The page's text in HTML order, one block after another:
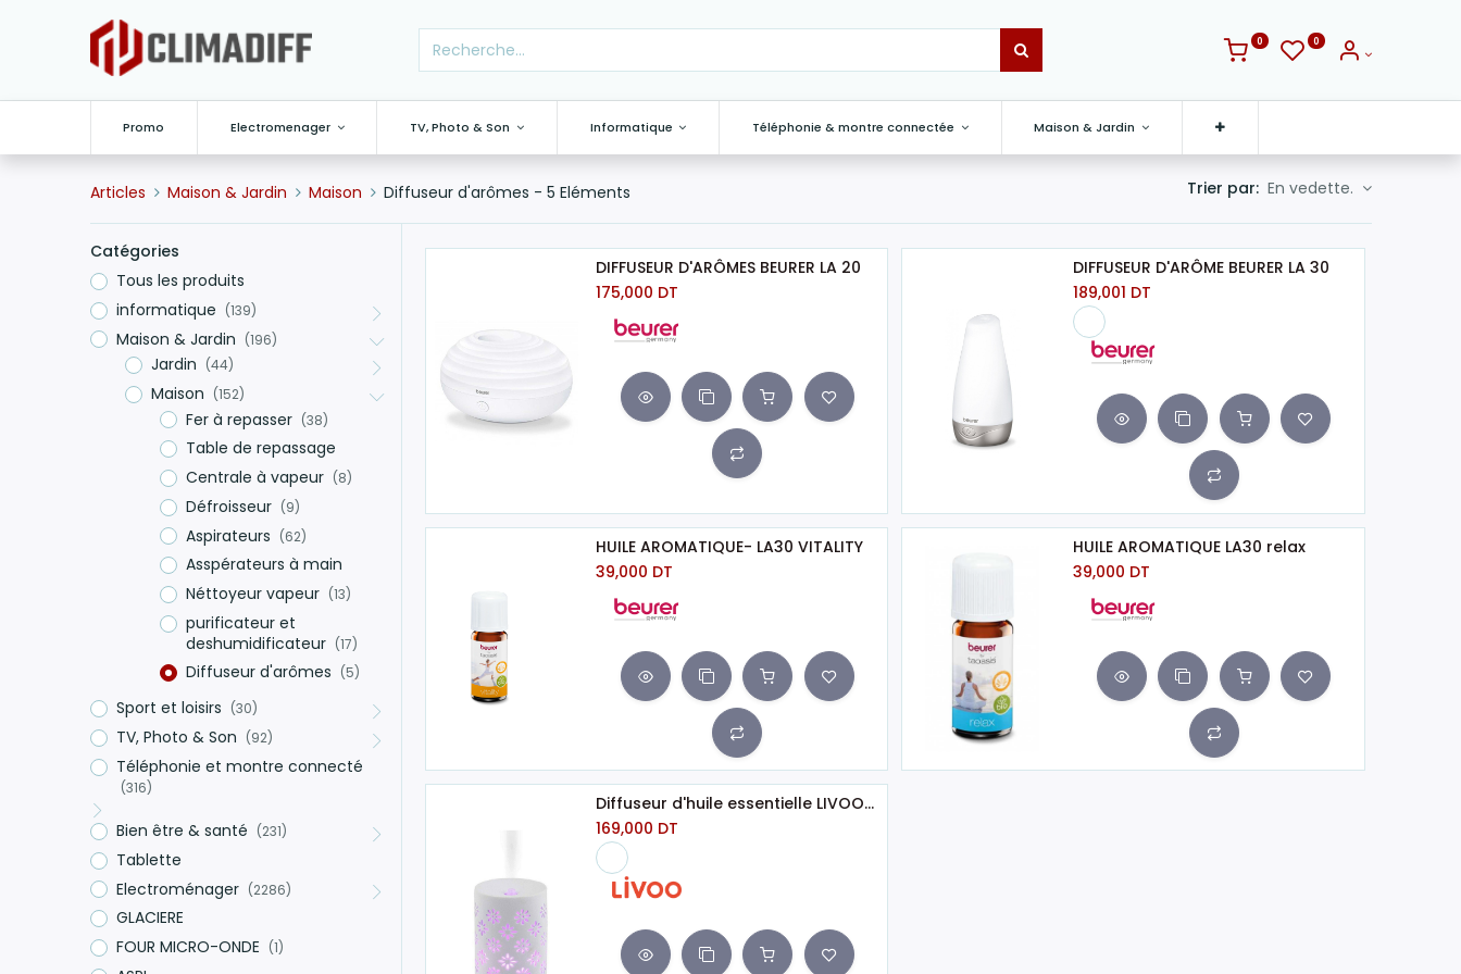
0 0
Promo Electromenager TV, Photo & Son Informatique Téléphonie & montre connectée Maison & Jardin
Articles Maison & Jardin Maison Diffuseur d'arômes - 5 Eléments Trier par: En vedette.
Catégories
Tous les produits
informatique (139)
Maison & Jardin (196)
Jardin (44)
Maison (152)
Fer à repasser (38)
Table de repassage
Centrale à vapeur (8)
Défroisseur (9)
Aspirateurs (62)
Asspérateurs à main
Néttoyeur vapeur (13)
purificateur et
deshumidificateur (17)
Diffuseur d'arômes (5)
Sport et loisirs (30)
TV, Photo & Son (92)
Téléphonie et montre connecté
(316)
Bien être & santé (231)
Tablette
Electroménager (2286)
GLACIERE
FOUR MICRO-ONDE (1)
DIFFUSEUR D'ARÔMES BEURER LA 20
175,000 DT
DIFFUSEUR D'ARÔME BEURER LA 30
189,001 DT
HUILE AROMATIQUE- LA30 VITALITY
39,000 DT
HUILE AROMATIQUE LA30 relax
39,000 DT
Diffuseur d'huile essentielle LIVOO- Blanc (DE153)
169,000 DT